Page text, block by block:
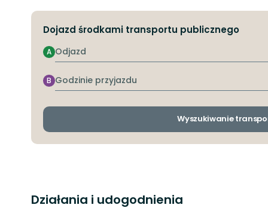
Dojazd środkami transportu publicznego
Odjazd
A
Godzinie
przyjazdu
B
Wyszukiwanie
Działania i udogodnienia